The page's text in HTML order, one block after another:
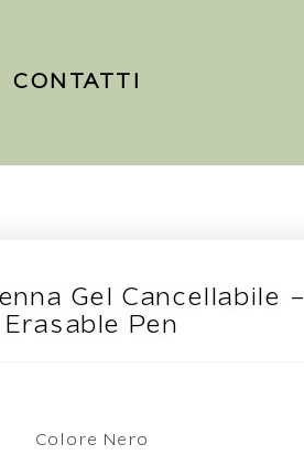
CONTATTI
Gel Cancellabile –
Erasable Pen
Colore Nero